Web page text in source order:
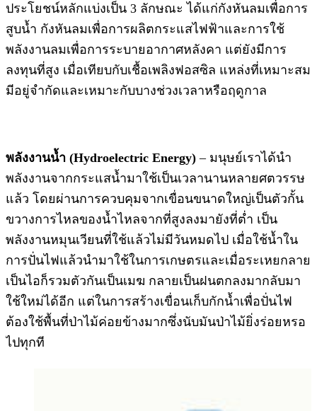
ประโยชน์หลักแบ่งเป็น 3 ลักษณะ ได้แก่กังหันลมเพื่อการ
สูบน้ำ กังหันลมเพื่อการผลิตกระแสไฟฟ้าและการใช้
พลังงานลมเพื่อการระบายอากาศหลังคา แต่ยังมีการ
ลงทุนที่สูง เมื่อเทียบกับเชื้อเพลิงฟอสซิล แหล่งที่เหมาะสม
มีอยู่จำกัดและเหมาะกับบางช่วงเวลาหรือฤดูกาล
พลังงานน้ำ (Hydroelectric Energy) – มนุษย์เราได้นำ
พลังงานจากกระแสน้ำมาใช้เป็นเวลานานหลายศตวรรษ
แล้ว โดยผ่านการควบคุมจากเขื่อนขนาดใหญ่เป็นตัวกั้น
ขวางการไหลของน้ำไหลจากที่สูงลงมายังที่ต่ำ เป็น
พลังงานหมุนเวียนที่ใช้แล้วไม่มีวันหมดไป เมื่อใช้น้ำใน
การปั่นไฟแล้วนำมาใช้ในการเกษตรและเมื่อระเหยกลาย
เป็นไอก็รวมตัวกันเป็นเมฆ กลายเป็นฝนตกลงมากลับมา
ใช้ใหม่ได้อีก แต่ในการสร้างเขื่อนเก็บกักน้ำเพื่อปั่นไฟ
ต้องใช้พื้นที่ป่าไม้ค่อยข้างมากซึ่งนับมันป่าไม้ยิ่งร่อยหรอ
ไปทุกที